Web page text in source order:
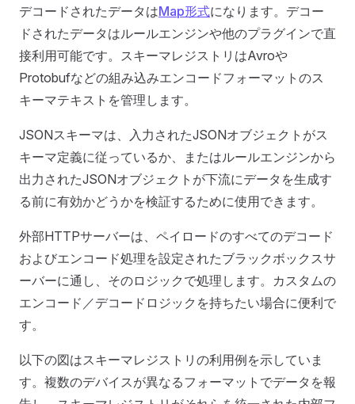
デコードされたデータはMap形式になります。デコー
ドされたデータはルールエンジンや他のプラグインで直
接利用可能です。スキーマレジストリはAvroや
Protobufなどの組み込みエンコードフォーマットのス
キーマテキストを管理します。
JSONスキーマは、入力されたJSONオブジェクトがス
キーマ定義に従っているか、またはルールエンジンから
出力されたJSONオブジェクトが下流にデータを生成す
る前に有効かどうかを検証するために使用できます。
外部HTTPサーバーは、ペイロードのすべてのデコード
およびエンコード処理を設定されたブラックボックスサ
ーバーに通し、そのロジックで処理します。カスタムの
エンコード／デコードロジックを持ちたい場合に便利で
す。
以下の図はスキーマレジストリの利用例を示していま
す。複数のデバイスが異なるフォーマットでデータを報